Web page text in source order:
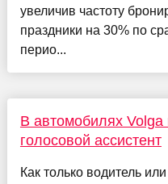
увеличив частоту
праздники на 30% по
перио...
В автомобилях
голосовой ассистент
Как только водитель